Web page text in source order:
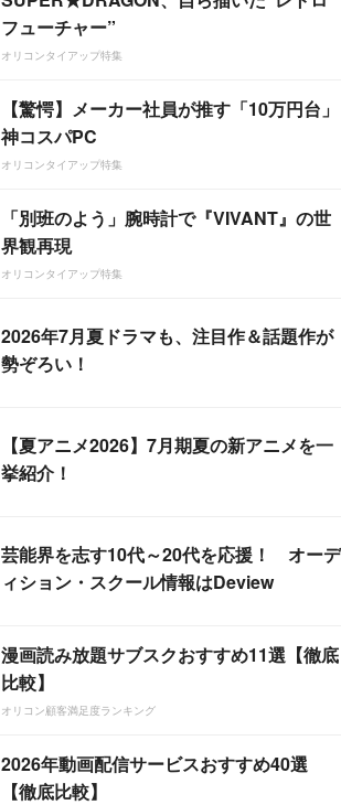
フューチャー”
オリコンタイアップ特集
【驚愕】メーカー社員が推す「10万円台」
神コスパPC
オリコンタイアップ特集
「別班のよう」腕時計で『VIVANT』の世
界観再現
オリコンタイアップ特集
2026年7月夏ドラマも、注目作＆話題作が
勢ぞろい！
【夏アニメ2026】7月期夏の新アニメを一
挙紹介！
芸能界を志す10代～20代を応援！ オーデ
ィション・スクール情報はDeview
漫画読み放題サブスクおすすめ11選【徹底
比較】
オリコン顧客満足度ランキング
2026年動画配信サービスおすすめ40選
【徹底比較】